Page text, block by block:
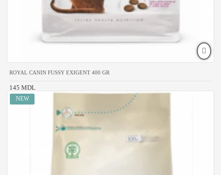
ROYAL CANIN FUSSY EXIGENT 400 GR
145 MDL